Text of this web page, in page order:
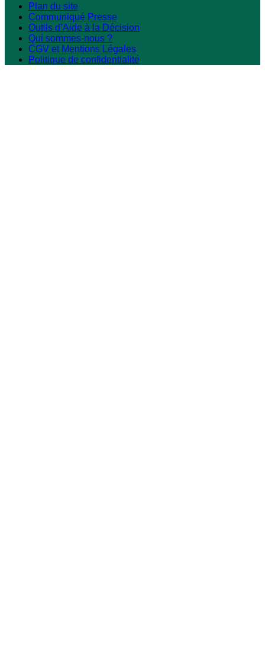
Plan du site
Communiqué Presse
Outils d’Aide à la Décision
Qui sommes-nous ?
CGV et Mentions Légales
Politique de confidentialité